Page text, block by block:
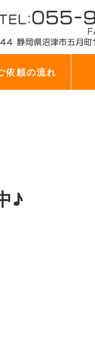
依頼の流れ
♪